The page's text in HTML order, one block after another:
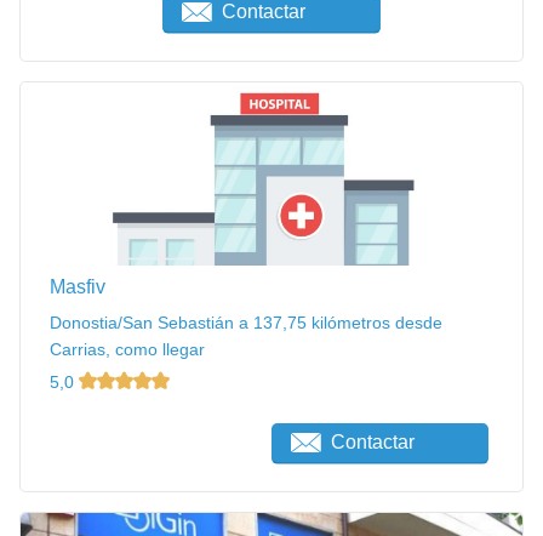
Contactar
Masfiv
Donostia/San Sebastián a 137,75 kilómetros desde
Carrias, como llegar
5,0
Contactar